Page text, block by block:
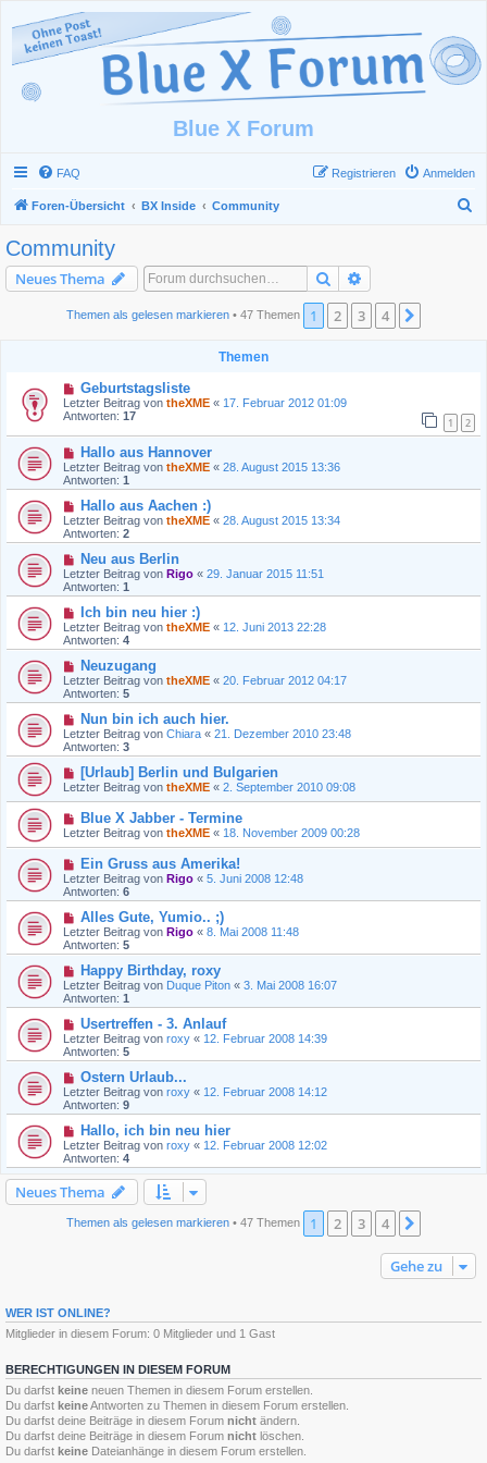
Blue X Forum
FAQ Anmelden
Registrieren
Foren-Übersicht BX Inside Community
Community
Neues Thema Suche
Themen als gelesen markieren • 47 Themen 1 2 3 4
Themen
Geburtstagsliste
Letzter Beitrag von theXME « 17. Februar 2012 01:09
Antworten: 17 1 2
Hallo aus Hannover
Letzter Beitrag von theXME « 28. August 2015 13:36
Antworten: 1
Hallo aus Aachen :)
Letzter Beitrag von theXME « 28. August 2015 13:34
Antworten: 2
Neu aus Berlin
Letzter Beitrag von Rigo « 29. Januar 2015 11:51
Antworten: 1
Ich bin neu hier :)
Letzter Beitrag von theXME « 12. Juni 2013 22:28
Antworten: 4
Neuzugang
Letzter Beitrag von theXME « 20. Februar 2012 04:17
Antworten: 5
Nun bin ich auch hier.
Letzter Beitrag von Chiara « 21. Dezember 2010 23:48
Antworten: 3
[Urlaub] Berlin und Bulgarien
Letzter Beitrag von theXME « 2. September 2010 09:08
Blue X Jabber - Termine
Letzter Beitrag von theXME « 18. November 2009 00:28
Ein Gruss aus Amerika!
Letzter Beitrag von Rigo « 5. Juni 2008 12:48
Antworten: 6
Alles Gute, Yumio.. ;)
Letzter Beitrag von Rigo « 8. Mai 2008 11:48
Antworten: 5
Happy Birthday, roxy
Letzter Beitrag von Duque Piton « 3. Mai 2008 16:07
Antworten: 1
Usertreffen - 3. Anlauf
Letzter Beitrag von roxy « 12. Februar 2008 14:39
Antworten: 5
Ostern Urlaub...
Letzter Beitrag von roxy « 12. Februar 2008 14:12
Antworten: 9
Hallo, ich bin neu hier
Letzter Beitrag von roxy « 12. Februar 2008 12:02
Antworten: 4
Neues Thema
Themen als gelesen markieren • 47 Themen 1 2 3 4
Gehe zu
WER IST ONLINE?
Mitglieder in diesem Forum: 0 Mitglieder und 1 Gast
BERECHTIGUNGEN IN DIESEM FORUM
Du darfst keine neuen Themen in diesem Forum erstellen.
Du darfst keineAntworten zu Themen in diesem Forum erstellen.
Du darfst deine Beiträge in diesem Forum nicht ändern.
Du darfst deine Beiträge in diesem Forum nicht löschen.
Du darfst keine Dateianhänge in diesem Forum erstellen.